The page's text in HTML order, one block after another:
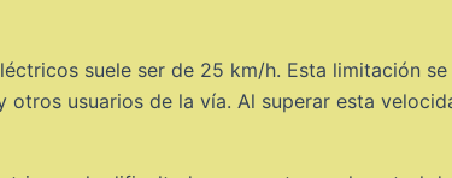
suele ser de 25 km/h. Esta limitación
usuarios de la vía. Al superar esta